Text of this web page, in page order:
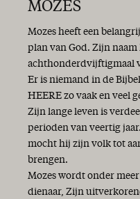
Overvloedige genade!
Vrede
Wat een gedoe!
Het is gewoon herfst...
Heil en zegen
Op naar een betere
Een vaste burcht is onze
‘Optimist bij de gratie
Gods Woord geeft
Wees blij!
Vol goede moed!
Oorlog en vrede
MOZES
Mozes heeft een
plan van God. Zijn
achthonderdvijftigmaal
Er is niemand in de
HEERE zo vaak en veel
Zijn lange leven is
perioden van veertig
mocht hij zijn volk tot
brengen.
Mozes wordt onder
dienaar, Zijn